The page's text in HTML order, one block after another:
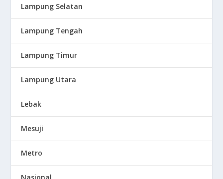
Lampung Selatan
Lampung Tengah
Lampung Timur
Lampung Utara
Lebak
Mesuji
Metro